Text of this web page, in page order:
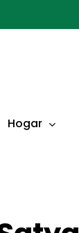
Hogar